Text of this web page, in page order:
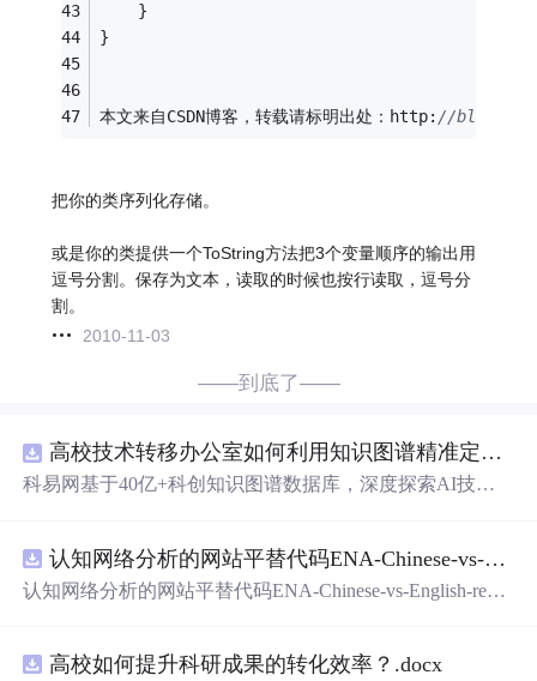
    }
}
本文来自CSDN博客，转载请标明出处：http: //
把你的类序列化存储。
或是你的类提供一个ToString方法把3个变量顺序的输出用
逗号分割。保存为文本，读取的时候也按行读取，逗号分
割。
2010-11-03
——到底了——
高校技术转移办公室如何利用知识图谱精准定位产业需求与技术适配点？.docx
科易网基于40亿+科创知识图谱数据库，深度探索AI技术
新领域的AI+数智化解决方案，推动科技创新与产业创新
智能化发展。
认知网络分析的网站平替代码ENA-Chinese-vs-English-reproducible.zip
认知网络分析的网站平替代码ENA-Chinese-vs-English-repro
高校如何提升科研成果的转化效率？.docx